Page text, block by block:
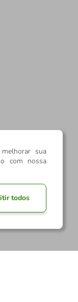
sua
com nossa
todos